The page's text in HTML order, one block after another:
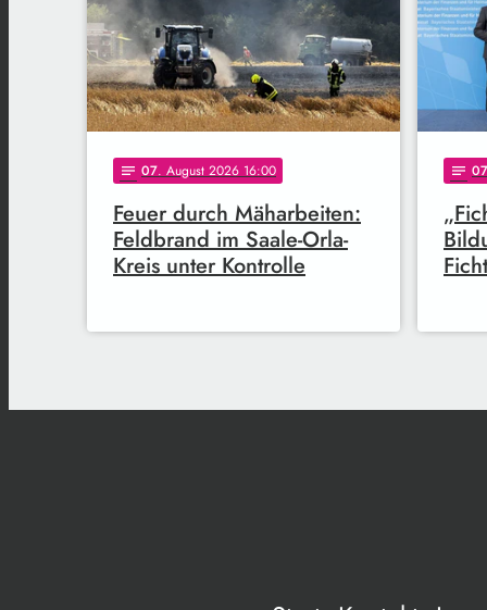
notes 07. August 2026 16:00
Feuer durch Mäharbeiten:
Feldbrand im Saale-Orla-
Kreis unter Kontrolle
notes 07